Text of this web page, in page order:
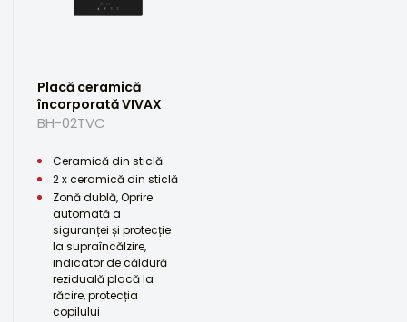
Placă ceramică
încorporată VIVAX
BH-02TVC
Ceramică din sticlă
2 x ceramică din sticlă
Zonă dublă, Oprire
automată a
siguranței și protecție
la supraîncălzire,
indicator de căldură
reziduală placă la
răcire, protecția
copilului